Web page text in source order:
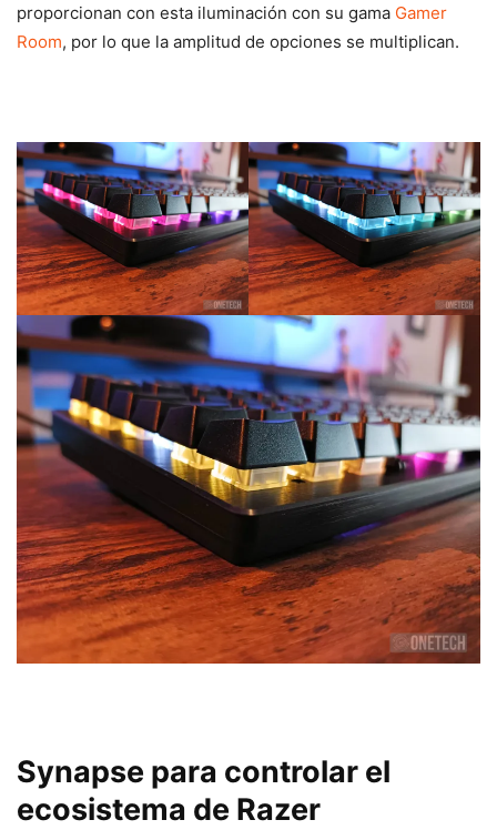
proporcionan con esta iluminación con su gama Gamer
Room, por lo que la amplitud de opciones se multiplican.
Synapse para controlar el
ecosistema de Razer